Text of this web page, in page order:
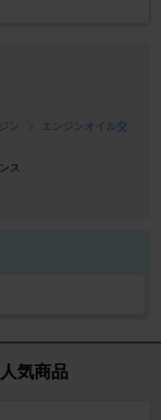
ン
エンジンオイル交
ス
気商品